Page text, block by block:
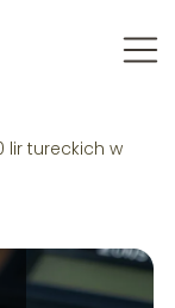
lir tureckich w